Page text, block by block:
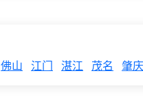
佛山 江门 湛江 茂名 肇庆